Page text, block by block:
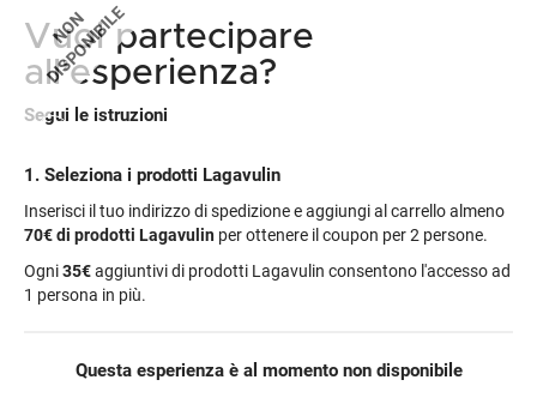
NON
DISPONIBILE
Vuoi partecipare
all'esperienza?
Segui le istruzioni
1. Seleziona i prodotti Lagavulin
Inserisci il tuo indirizzo di spedizione e aggiungi al carrello almeno
70€di prodotti Lagavulin per ottenere il coupon per 2 persone.
Ogni35€aggiuntivi di prodotti Lagavulin consentono l'accesso ad
1 persona in più.
Questa esperienza è al momento non disponibile